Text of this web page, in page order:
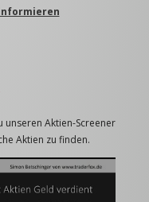
unseren Aktien-Screener
Aktien zu finden.